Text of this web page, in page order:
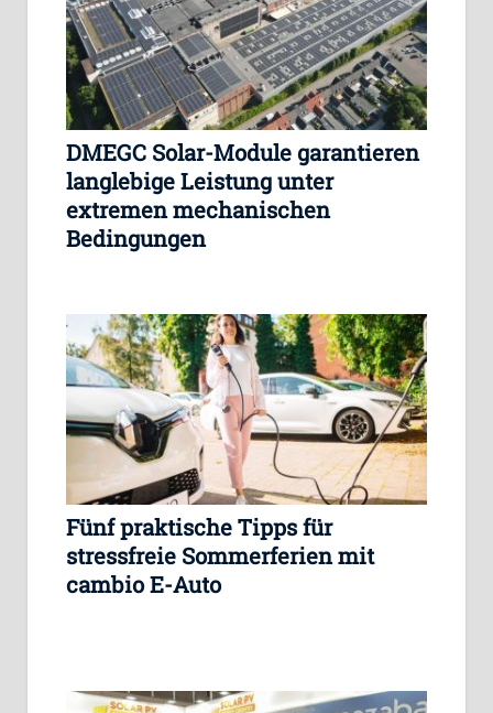
DMEGC Solar-Module garantieren
langlebige Leistung unter
extremen mechanischen
Bedingungen
Fünf praktische Tipps für
stressfreie Sommerferien mit
cambio E-Auto